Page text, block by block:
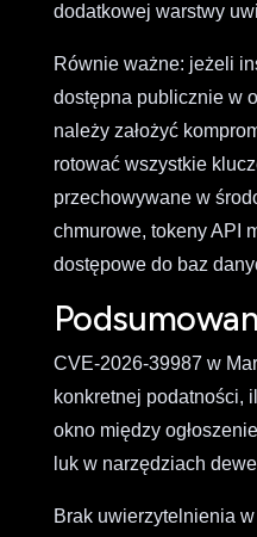
dodatkowej warstwy
Równie ważne: jeżeli
dostępna publicznie w
należy założyć
rotować wszystkie
przechowywane w
chmurowe, tokeny API
dostępowe do baz
CVE-2026-39987 w
konkretnej podatności,
okno między
luk w narzędziach
Brak uwierzytelnienia